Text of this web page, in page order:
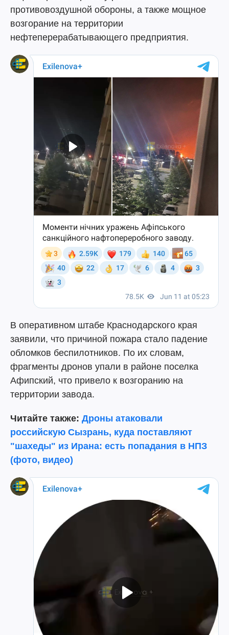
противовоздушной обороны, а также мощное
возгорание на территории
нефтеперерабатывающего предприятия.
В оперативном штабе Краснодарского края
заявили, что причиной пожара стало падение
обломков беспилотников. По их словам,
фрагменты дронов упали в районе поселка
Афипский, что привело к возгоранию на
территории завода.
Читайте также: Дроны атаковали
российскую Сызрань, куда поставляют
"шахеды" из Ирана: есть попадания в НПЗ
(фото, видео)